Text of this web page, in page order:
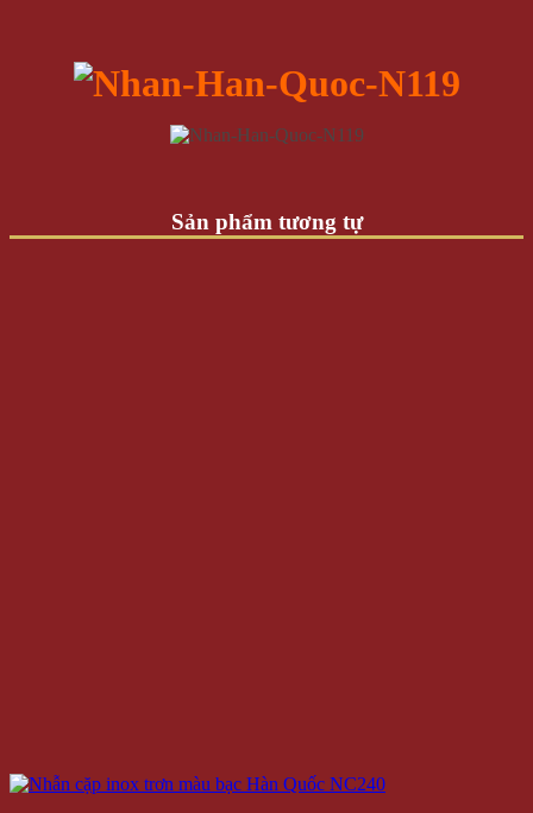
Sản phẩm tương tự